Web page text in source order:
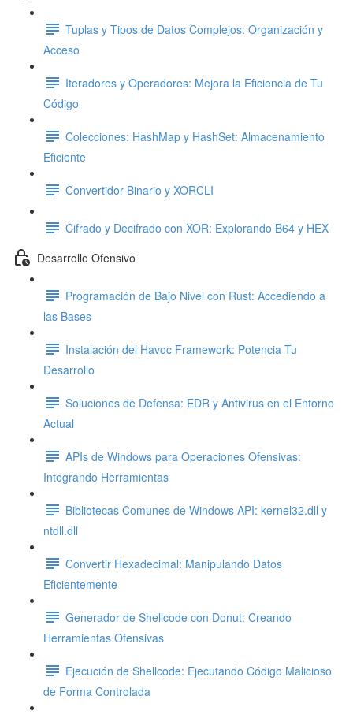
Tuplas y Tipos de Datos Complejos: Organización y
Acceso
Iteradores y Operadores: Mejora la Eficiencia de Tu
Código
Colecciones: HashMap y HashSet: Almacenamiento
Eficiente
Convertidor Binario y XORCLI
Cifrado y Decifrado con XOR: Explorando B64 y HEX
Desarrollo Ofensivo
Programación de Bajo Nivel con Rust: Accediendo a
las Bases
Instalación del Havoc Framework: Potencia Tu
Desarrollo
Soluciones de Defensa: EDR y Antivirus en el Entorno
Actual
APIs de Windows para Operaciones Ofensivas:
Integrando Herramientas
Bibliotecas Comunes de Windows API: kernel32.dll y
ntdll.dll
Convertir Hexadecimal: Manipulando Datos
Eficientemente
Generador de Shellcode con Donut: Creando
Herramientas Ofensivas
Ejecución de Shellcode: Ejecutando Código Malicioso
de Forma Controlada